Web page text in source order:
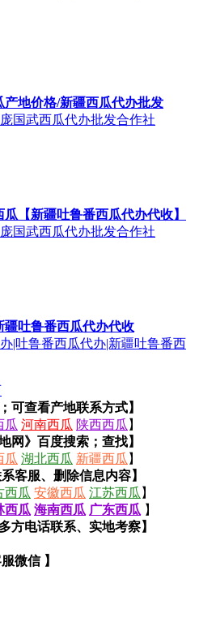
产地价格/新疆西瓜代办批发
国武西瓜代办批发合作社
【新疆吐鲁番西瓜代办代收】
国武西瓜代办批发合作社
疆吐鲁番西瓜代办代收
|吐鲁番西瓜代办|新疆吐鲁番西
可查看产地联系方式】
瓜 河南西瓜 陕西西瓜 】
网》百度搜索；查找】
瓜 湖北西瓜 新疆西瓜 】
客服、删除信息内容】
西瓜 安徽西瓜 江苏西瓜 】
西瓜 海南西瓜 广东西瓜 】
方电话联系、实地考察】
微信 】